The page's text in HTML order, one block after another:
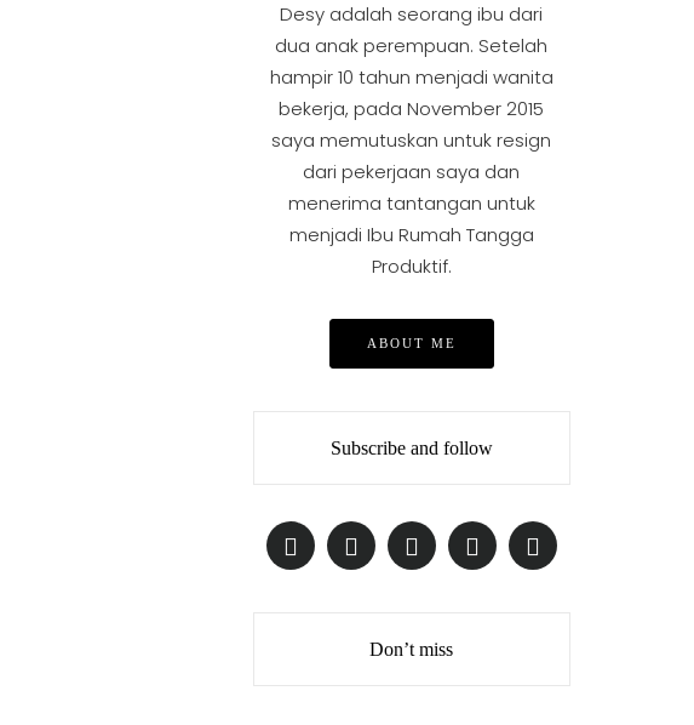
Desy adalah seorang ibu dari
dua anak perempuan. Setelah
hampir 10 tahun menjadi wanita
bekerja, pada November 2015
saya memutuskan untuk resign
dari pekerjaan saya dan
menerima tantangan untuk
menjadi Ibu Rumah Tangga
Produktif.
ABOUT ME
Subscribe and follow
Don’t miss